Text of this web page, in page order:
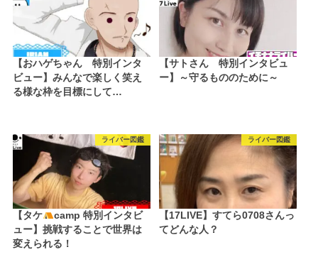
【おハゲちゃん 特別インタ
ビュー】みんなで楽しく笑え
る様な枠を目標にして…
【サトさん 特別インタビュ
ー】～守るもののために～
ライバー図鑑
【タケ
camp 特別インタビ
ュー】挑戦することで世界は
変えられる！
ライバー図鑑
【17LIVE】すてら0708さんっ
てどんな人？